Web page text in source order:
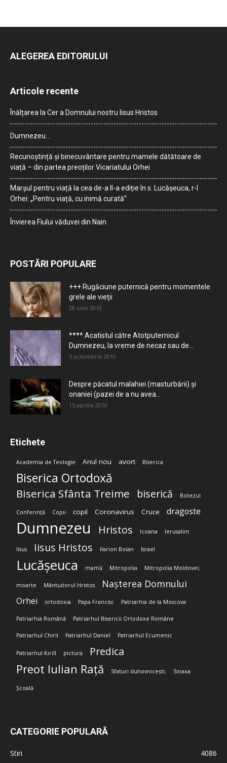
ALEGEREA EDITORULUI
Articole recente
Înălțarea la Cer a Domnului nostru Iisus Hristos
Dumnezeu…
Recunoștință și binecuvântare pentru mamele dătătoare de
viață – din partea preoților Vicariatului Orhei
Marșul pentru viață la cea de-a II-a ediție în s. Lucășeuca, r-l
Orhei: „Pentru viață, cu inimă curată”
Învierea Fiului văduvei din Nain
POSTĂRI POPULARE
+++ Rugăciune puternică pentru momentele
grele ale vieţii
28 iulie 2010
**** Acatistul către Atotputernicul
Dumnezeu, la vreme de necaz sau de...
5 octombrie 2010
Despre păcatul malahiei (masturbării) şi
onaniei (pazei de a nu avea...
15 aprilie 2010
Etichete
Academia de Teologie Anul nou avort Biserica
Biserica Ortodoxă
Biserica Sfânta Treime biserică Botezul
Conferință Copii copil Coronavirus Cruce dragoste
Dumnezeu Hristos Icoana Ierusalim
Iisus Iisus Hristos Ilarion Boian Israel
Lucășeuca mamă Mitropolia Mitropolia Moldovei;
moarte Mântuitorul Hristos Nașterea Domnului
Orhei ortodoxia Papa Francisc Patriarhia de la Moscova
Patriarhia Română Patriarhul Bisericii Ortodoxe Române
Patriarhul Chiril Patriarhul Daniel Patriarhul Ecumenic
Patriarhul Kirill pictura Predica
Preot Iulian Rață Sfaturi duhovnicești; Sinaxa
Școală
CATEGORIE POPULARĂ
Stiri
4086